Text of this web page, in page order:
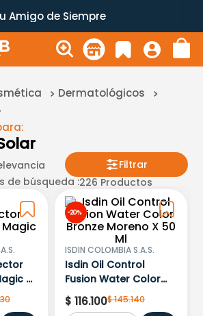
Amigo de Siempre
Dermatológicos
Filtrar
de búsqueda :226 Productos
X
-20 %
ISDIN COLOMBIA S.A.S.
Isdin Oil Control
Fusion Water Color
Bronze Moreno X 50
Ml
$ 116.100$145.140